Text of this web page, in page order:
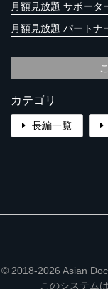
月額見放題 サポータ
月額見放題 パートナ
カテゴリ
長編一覧
© 2018-2026 Asian
このシステム